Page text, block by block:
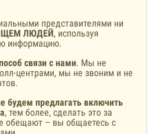
представителями ни
ЛЮДЕЙ, используя
информацию.
связи с нами. Мы не
центрами, мы не звоним и не
будем предлагать включить
, тем более, сделать это за
обещают – вы общаетесь с